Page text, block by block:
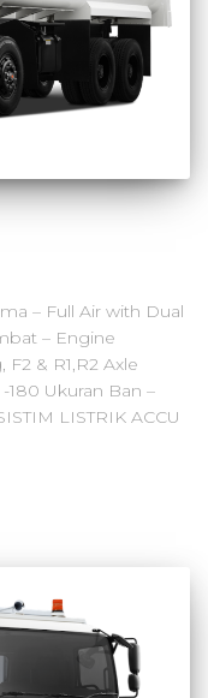
– Full Air with Dual
– Engine
& R1,R2 Axle
180 Ukuran Ban –
LISTRIK ACCU